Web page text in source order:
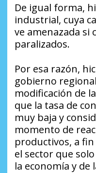
De igual forma,
industrial, cuya
ve amenazada si
paralizados.
Por esa razón,
gobierno
modificación de
que la tasa de
muy baja y
momento de
productivos, a
el sector que
la economía y de